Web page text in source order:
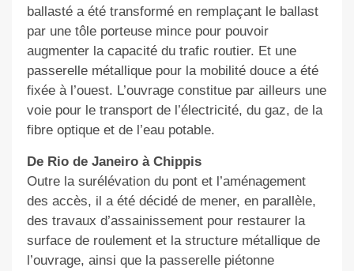
ballasté a été transformé en remplaçant le ballast
par une tôle porteuse mince pour pouvoir
augmenter la capacité du trafic routier. Et une
passerelle métallique pour la mobilité douce a été
fixée à l’ouest. L’ouvrage constitue par ailleurs une
voie pour le transport de l’électricité, du gaz, de la
fibre optique et de l’eau potable.
De Rio de Janeiro à Chippis
Outre la surélévation du pont et l’aménagement
des accès, il a été décidé de mener, en parallèle,
des travaux d’assainissement pour restaurer la
surface de roulement et la structure métallique de
l’ouvrage, ainsi que la passerelle piétonne